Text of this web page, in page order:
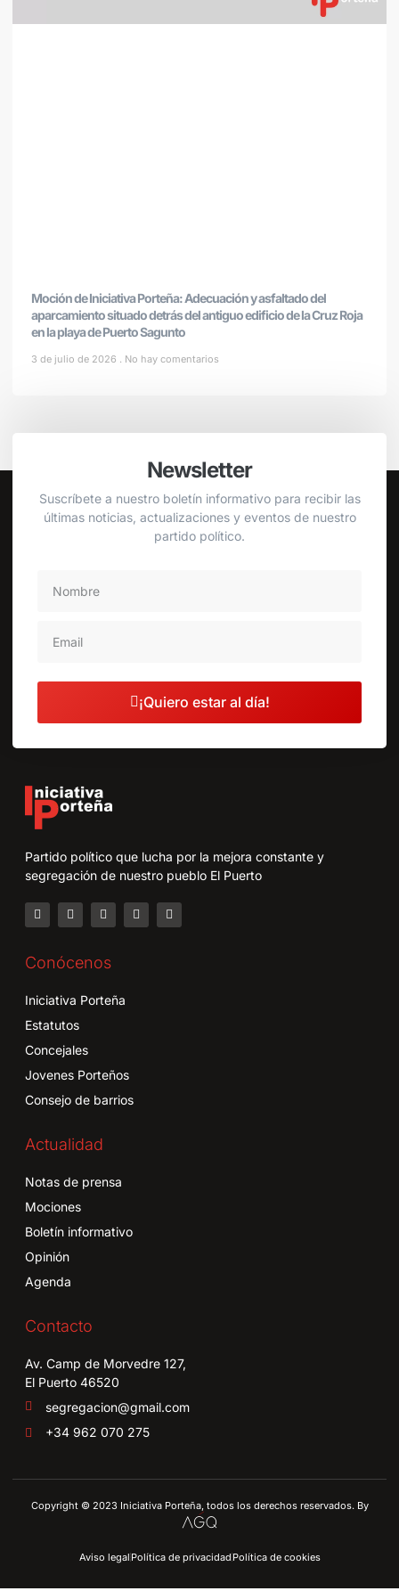
Moción de Iniciativa Porteña: Adecuación y asfaltado del
aparcamiento situado detrás del antiguo edificio de la Cruz Roja
en la playa de Puerto Sagunto
3 de julio de 2026 No hay comentarios
Newsletter
Suscríbete a nuestro boletín informativo para recibir las
últimas noticias, actualizaciones y eventos de nuestro
partido político.
¡Quiero estar al día!
Partido político que lucha por la mejora constante y
segregación de nuestro pueblo El Puerto
Conócenos
Iniciativa Porteña
Estatutos
Concejales
Jovenes Porteños
Consejo de barrios
Actualidad
Notas de prensa
Mociones
Boletín informativo
Opinión
Agenda
Contacto
Av. Camp de Morvedre 127,
El Puerto 46520
segregacion@gmail.com
+34 962 070 275
Copyright © 2023 Iniciativa Porteña, todos los derechos reservados. By
Aviso legal Política de privacidad Política de cookies